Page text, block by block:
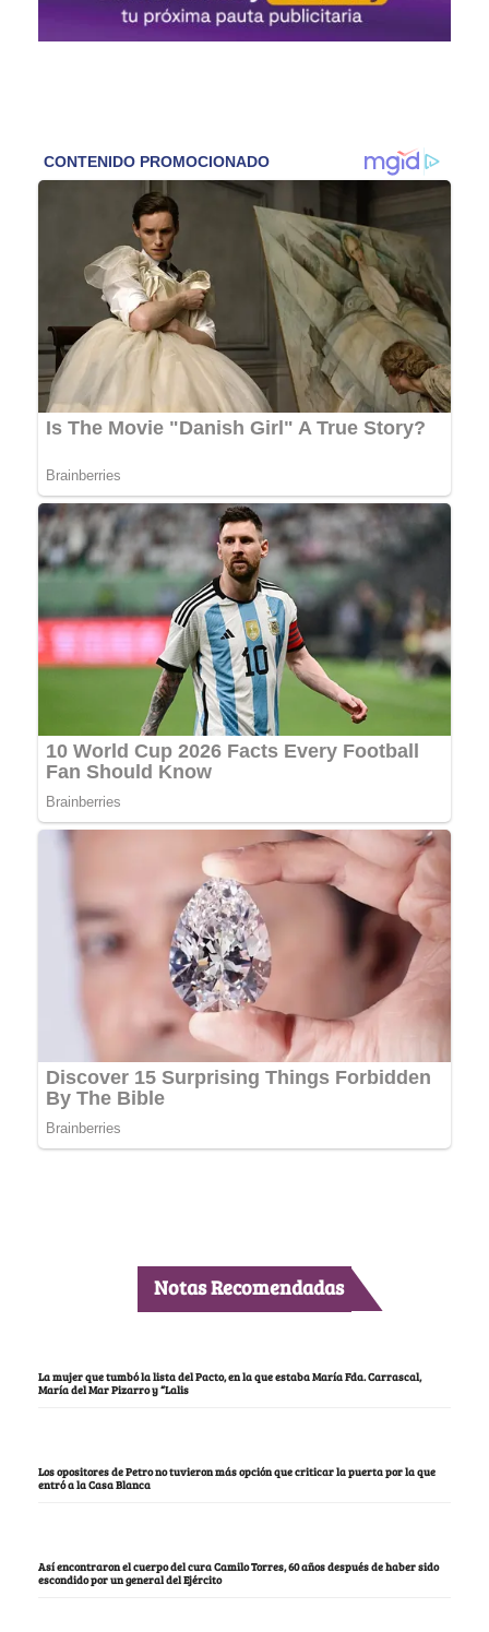
Notas Recomendadas
La mujer que tumbó la lista del Pacto, en la que estaba María Fda. Carrascal,
María del Mar Pizarro y “Lalis
Los opositores de Petro no tuvieron más opción que criticar la puerta por la que
entró a la Casa Blanca
Así encontraron el cuerpo del cura Camilo Torres, 60 años después de haber sido
escondido por un general del Ejército